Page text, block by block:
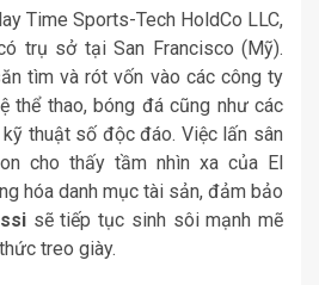
Time Sports-Tech HoldCo LLC,
trụ sở tại San Francisco (Mỹ).
tìm và rót vốn vào các công ty
thể thao, bóng đá cũng như các
thuật số độc đáo. Việc lấn sân
cho thấy tầm nhìn xa của El
hóa danh mục tài sản, đảm bảo
sẽ tiếp tục sinh sôi mạnh mẽ
treo giày.